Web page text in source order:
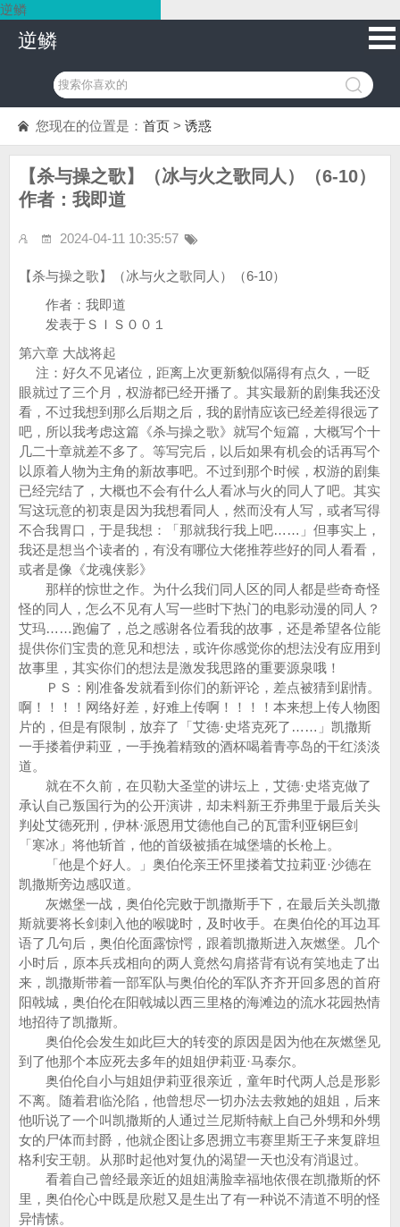
逆鳞
逆鳞
您现在的位置是： 首页 > 诱惑
【杀与操之歌】（冰与火之歌同人）（6-10）
作者：我即道
2024-04-11 10:35:57
【杀与操之歌】（冰与火之歌同人）（6-10）
作者：我即道
发表于ＳＩＳ００１
第六章 大战将起
注：好久不见诸位，距离上次更新貌似隔得有点久，一眨
眼就过了三个月，权游都已经开播了。其实最新的剧集我还没
看，不过我想到那么后期之后，我的剧情应该已经差得很远了
吧，所以我考虑这篇《杀与操之歌》就写个短篇，大概写个十
几二十章就差不多了。等写完后，以后如果有机会的话再写个
以原着人物为主角的新故事吧。不过到那个时候，权游的剧集
已经完结了，大概也不会有什么人看冰与火的同人了吧。其实
写这玩意的初衷是因为我想看同人，然而没有人写，或者写得
不合我胃口，于是我想：「那就我行我上吧……」但事实上，
我还是想当个读者的，有没有哪位大佬推荐些好的同人看看，
或者是像《龙魂侠影》
那样的惊世之作。为什么我们同人区的同人都是些奇奇怪
怪的同人，怎么不见有人写一些时下热门的电影动漫的同人？
艾玛……跑偏了，总之感谢各位看我的故事，还是希望各位能
提供你们宝贵的意见和想法，或许你感觉你的想法没有应用到
故事里，其实你们的想法是激发我思路的重要源泉哦！
ＰＳ：刚准备发就看到你们的新评论，差点被猜到剧情。
啊！！！！网络好差，好难上传啊！！！！本来想上传人物图
片的，但是有限制，放弃了「艾德·史塔克死了……」凯撒斯
一手搂着伊莉亚，一手挽着精致的酒杯喝着青亭岛的干红淡淡
道。
就在不久前，在贝勒大圣堂的讲坛上，艾德·史塔克做了
承认自己叛国行为的公开演讲，却未料新王乔弗里于最后关头
判处艾德死刑，伊林·派恩用艾德他自己的瓦雷利亚钢巨剑
「寒冰」将他斩首，他的首级被插在城堡墙的长枪上。
「他是个好人。」奥伯伦亲王怀里搂着艾拉莉亚·沙德在
凯撒斯旁边感叹道。
灰燃堡一战，奥伯伦完败于凯撒斯手下，在最后关头凯撒
斯就要将长剑刺入他的喉咙时，及时收手。在奥伯伦的耳边耳
语了几句后，奥伯伦面露惊愕，跟着凯撒斯进入灰燃堡。几个
小时后，原本兵戎相向的两人竟然勾肩搭背有说有笑地走了出
来，凯撒斯带着一部军队与奥伯伦的军队齐齐开回多恩的首府
阳戟城，奥伯伦在阳戟城以西三里格的海滩边的流水花园热情
地招待了凯撒斯。
奥伯伦会发生如此巨大的转变的原因是因为他在灰燃堡见
到了他那个本应死去多年的姐姐伊莉亚·马泰尔。
奥伯伦自小与姐姐伊莉亚很亲近，童年时代两人总是形影
不离。随着君临沦陷，他曾想尽一切办法去救她的姐姐，后来
他听说了一个叫凯撒斯的人通过兰尼斯特献上自己外甥和外甥
女的尸体而封爵，他就企图让多恩拥立韦赛里斯王子来复辟坦
格利安王朝。从那时起他对复仇的渴望一天也没有消退过。
看着自己曾经最亲近的姐姐满脸幸福地依偎在凯撒斯的怀
里，奥伯伦心中既是欣慰又是生出了有一种说不清道不明的怪
异情愫。